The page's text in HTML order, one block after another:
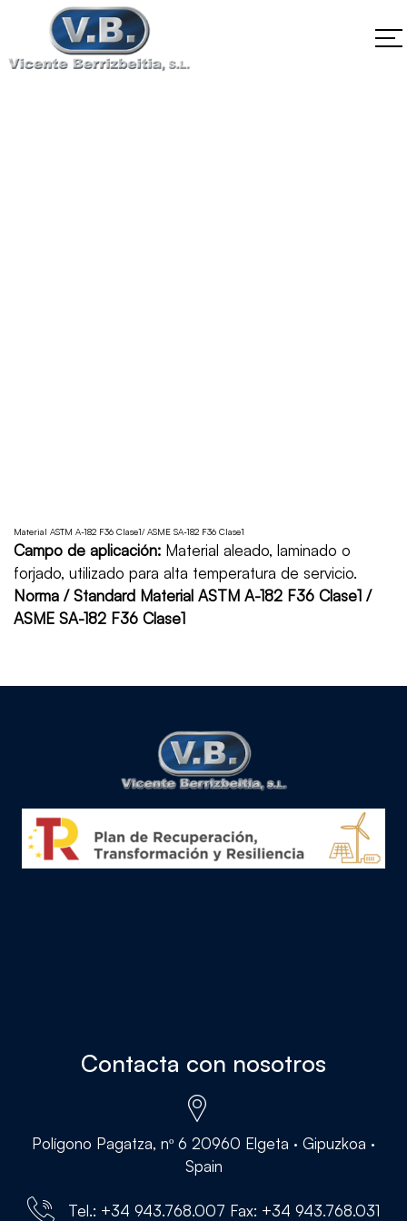
Material ASTM A-182 F36 Clase1/ ASME SA-182 F36 Clase1
Campo de aplicación: Material aleado, laminado o
forjado, utilizado para alta temperatura de servicio.
Norma / Standard Material ASTM A-182 F36 Clase1 /
ASME SA-182 F36 Clase1
Contacta con nosotros
Polígono Pagatza, nº 6 20960 Elgeta · Gipuzkoa ·
Spain
Tel.: +34 943.768.007 Fax: +34 943.768.031